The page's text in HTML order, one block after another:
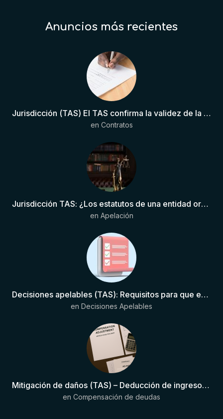
Anuncios más recientes
Jurisdicción (TAS) El TAS confirma la validez de la cláusula de sumisión jurisdiccional en el contrato del futbolista.
en Contratos
Jurisdicción TAS: ¿Los estatutos de una entidad organizadora de una liga de fútbol pueden otorgar competencia de forma directa al TAS?
en Apelación
Decisiones apelables (TAS): Requisitos para que exista una decisión
en Decisiones Apelables
Mitigación de daños (TAS) – Deducción de ingresos comprobados según el artículo 6(2)(b) del Anexo 2 RSTP FIFA
en Compensación de deudas